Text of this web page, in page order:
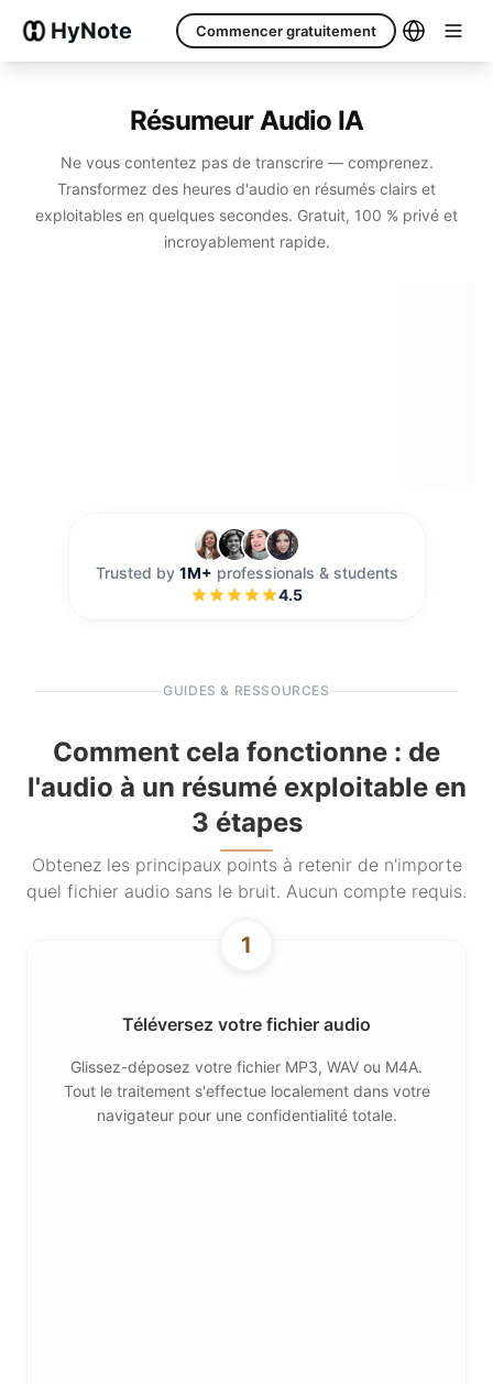
HyNote Commencer gratuitement
Résumeur Audio IA
Ne vous contentez pas de transcrire — comprenez.
Transformez des heures d'audio en résumés clairs et
exploitables en quelques secondes. Gratuit, 100 % privé et
incroyablement rapide.
Trusted by 1M+ professionals & students
4.5
GUIDES & RESSOURCES
Comment cela fonctionne : de
l'audio à un résumé exploitable en
3 étapes
Obtenez les principaux points à retenir de n'importe
quel fichier audio sans le bruit. Aucun compte requis.
1
Téléversez votre fichier audio
Glissez-déposez votre fichier MP3, WAV ou M4A.
Tout le traitement s'effectue localement dans votre
navigateur pour une confidentialité totale.